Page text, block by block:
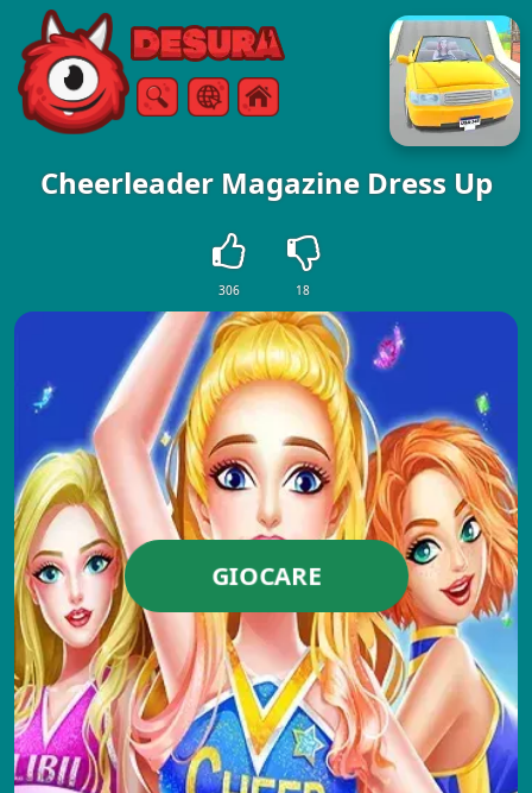
Free Online Games
RicercaMenù
Cheerleader Magazine Dress Up
306 18
GIOCARE